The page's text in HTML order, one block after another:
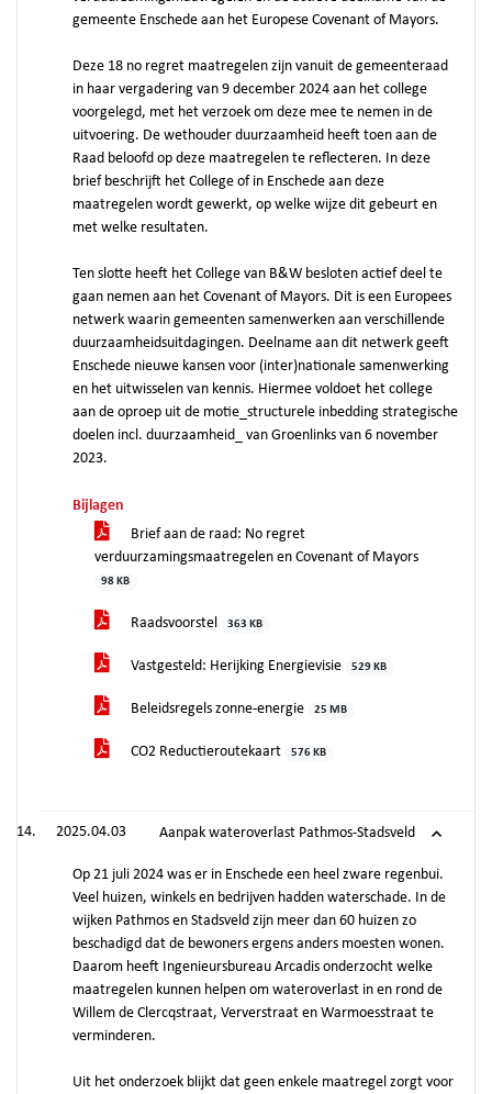
gemeente Enschede aan het Europese Covenant of Mayors.
Deze 18 no regret maatregelen zijn vanuit de gemeenteraad
in haar vergadering van 9 december 2024 aan het college
voorgelegd, met het verzoek om deze mee te nemen in de
uitvoering. De wethouder duurzaamheid heeft toen aan de
Raad beloofd op deze maatregelen te reflecteren. In deze
brief beschrijft het College of in Enschede aan deze
maatregelen wordt gewerkt, op welke wijze dit gebeurt en
met welke resultaten.
Ten slotte heeft het College van B&W besloten actief deel te
gaan nemen aan het Covenant of Mayors. Dit is een Europees
netwerk waarin gemeenten samenwerken aan verschillende
duurzaamheidsuitdagingen. Deelname aan dit netwerk geeft
Enschede nieuwe kansen voor (inter)nationale samenwerking
en het uitwisselen van kennis. Hiermee voldoet het college
aan de oproep uit de motie_structurele inbedding strategische
doelen incl. duurzaamheid_ van Groenlinks van 6 november
2023.
Bijlagen
Brief aan de raad: No regret
verduurzamingsmaatregelen en Covenant of Mayors
98 KB
Raadsvoorstel 363 KB
Vastgesteld: Herijking Energievisie 529 KB
Beleidsregels zonne-energie 25 MB
CO2 Reductieroutekaart 576 KB
2025.04.03 Aanpak wateroverlast Pathmos-Stadsveld
Op 21 juli 2024 was er in Enschede een heel zware regenbui.
Veel huizen, winkels en bedrijven hadden waterschade. In de
wijken Pathmos en Stadsveld zijn meer dan 60 huizen zo
beschadigd dat de bewoners ergens anders moesten wonen.
Daarom heeft Ingenieursbureau Arcadis onderzocht welke
maatregelen kunnen helpen om wateroverlast in en rond de
Willem de Clercqstraat, Ververstraat en Warmoesstraat te
verminderen.
Uit het onderzoek blijkt dat geen enkele maatregel zorgt voor